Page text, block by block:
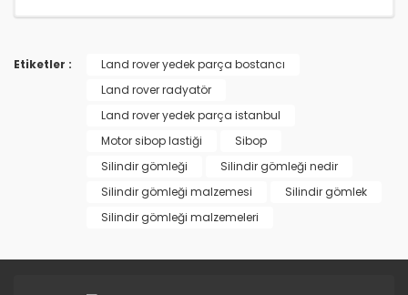
Etiketler :
Land rover yedek parça bostancı
Land rover radyatör
Land rover yedek parça istanbul
Motor sibop lastiği
Sibop
Silindir gömleği
Silindir gömleği nedir
Silindir gömleği malzemesi
Silindir gömlek
Silindir gömleği malzemeleri